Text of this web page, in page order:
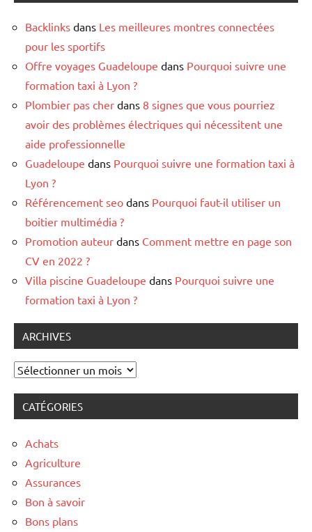
Backlinks dans Les meilleures montres connectées
pour les sportifs
Offre voyages Guadeloupe dans Pourquoi suivre une
formation taxi à Lyon ?
Plombier pas cher dans 8 signes que vous pourriez
avoir des problèmes électriques qui nécessitent une
aide professionnelle
Guadeloupe dans Pourquoi suivre une formation taxi à
Lyon ?
Référencement seo dans Pourquoi faut-il utiliser un
boitier multimédia ?
Promotion auteur dans Comment mettre en page son
CV en 2022 ?
Villa piscine Guadeloupe dans Pourquoi suivre une
formation taxi à Lyon ?
ARCHIVES
Archives
CATÉGORIES
Achats
Agriculture
Assurances
Bon à savoir
Bons plans